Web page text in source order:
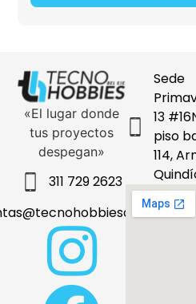
«El lugar donde
tus proyectos
despegan»
311 729 2623
Sede
13
piso
114,